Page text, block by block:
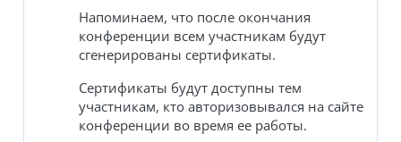
Напоминаем, что после окончания
конференции всем участникам будут
сгенерированы сертификаты.
Сертификаты будут доступны тем
участникам, кто авторизовывался на сайте
конференции во время ее работы.